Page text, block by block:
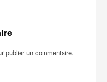
publier un commentaire.